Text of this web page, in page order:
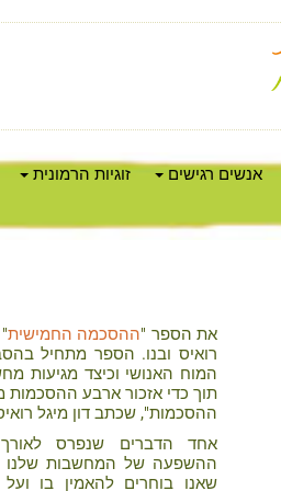
אנשים רגישים זוגיות הרמונית
את הספר "ההסכמה החמישית
רואיס ובנו. הספר מתחיל
המוח האנושי וכיצד מגיעות
תוך כדי אזכור ארבע
ההסכמות", שכתב דון מיגל
אחד הדברים שנפרס
ההשפעה של המחשבות שלנו
שאנו בוחרים להאמין בו ועל